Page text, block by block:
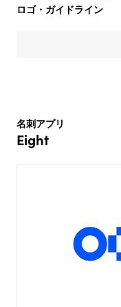
ロゴ・ガイドライン
名刺アプリ
Eight